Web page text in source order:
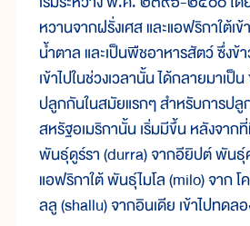
หวานจากฝรั่งเศส และแอฟริกาใต้เ
น้ำตาล และเป็นพืชอาหารสัตว์ ซึ่ง
เข้าไปในช่วงเวลานั้น ได้กลายมาเ
ปลูกกันในสมัยแรกๆ สำหรับการปลู
สหรัฐอเมริกานั้น เริ่มมีขึ้น หลังจาก
พันธุ์ดูร์รา (durra) จากอียิปต์ พันธุ์
แอฟริกาใต้ พันธุ์ไมโล (milo) จาก
ลลู (shallu) จากอินเดีย เข้าไปทด